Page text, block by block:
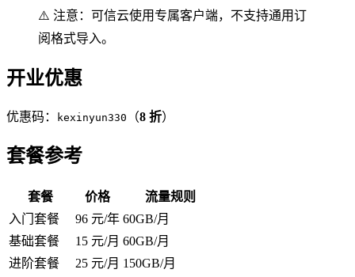
⚠️ 注意：可信云使用专属客户端，不支持通用订
阅格式导入。
开业优惠
优惠码： kexinyun330 （8 折）
套餐参考
套餐 价格
流量规则
入门套餐
96 元/年 60GB/月
基础套餐
15 元/月 60GB/月
进阶套餐
25 元/月 150GB/月